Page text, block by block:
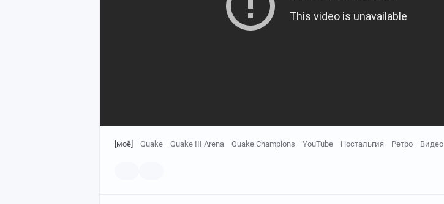
[моё] Quake Quake III Arena Quake Champions YouTube Ностальгия Ретро Видео